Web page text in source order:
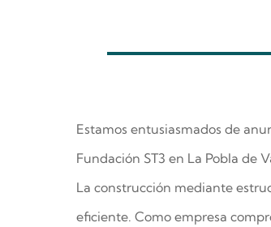
Estamos entusiasmados de
Fundación ST3 en La Pobla de
La construcción mediante
eficiente. Como empresa